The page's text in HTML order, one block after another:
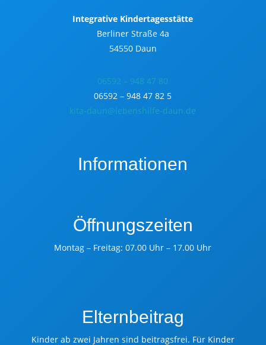
Integrative Kindertagesstätte
Berliner Straße 4a
54550 Daun
06592 – 948 47 80
06592 – 948 47 82 5
kita-daun@lebenshilfe-daun.de
Informationen
Öffnungszeiten
Montag – Freitag: 07.00 Uhr – 17.00 Uhr
Elternbeitrag
Kinder ab zwei Jahren sind beitragsfrei. Für Kinder